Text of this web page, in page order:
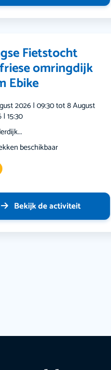
Fietstocht
omringdijk
Ebike
2026 | 09:30 tot 8 August
15:30
beschikbaar
Bekijk de activiteit